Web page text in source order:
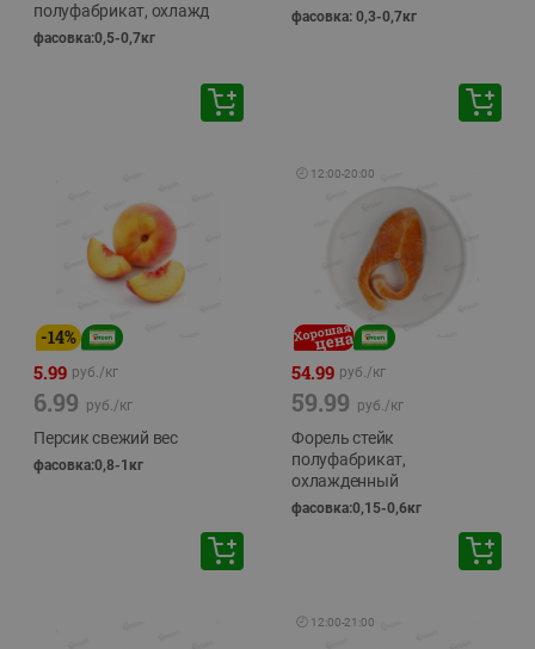
полуфабрикат, охлажд
фасовка:0,5-0,7кг
фасовка: 0,3-0,7кг
-14%
5.99 руб./кг
6.99 руб./кг
Персик свежий вес
фасовка:0,8-1кг
🕘 12:00-20:00
54.99 руб./кг
59.99 руб./кг
Форель стейк
полуфабрикат,
охлажденный
фасовка:0,15-0,6кг
🕘 12:00-21:00